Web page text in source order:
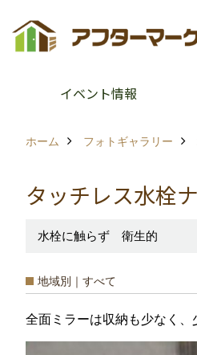
イベント情報
ホーム フォトギャラリー
タッチレス水栓
水栓に触らず 衛生的
地域別｜すべて
全面ミラーは収納も少なく、